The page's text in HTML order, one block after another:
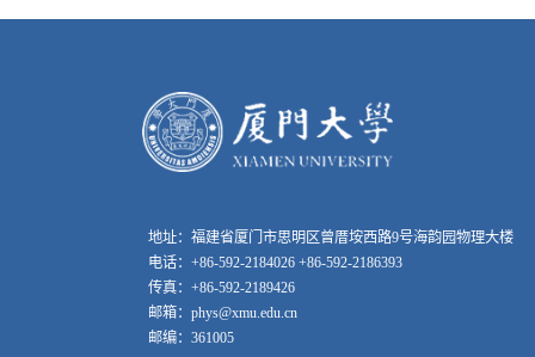
地址：福建省厦门市思明区曾厝垵西路9号海韵园物理大楼
电话：+86-592-2184026 +86-592-2186393
传真：+86-592-2189426
邮箱：phys@xmu.edu.cn
邮编：361005